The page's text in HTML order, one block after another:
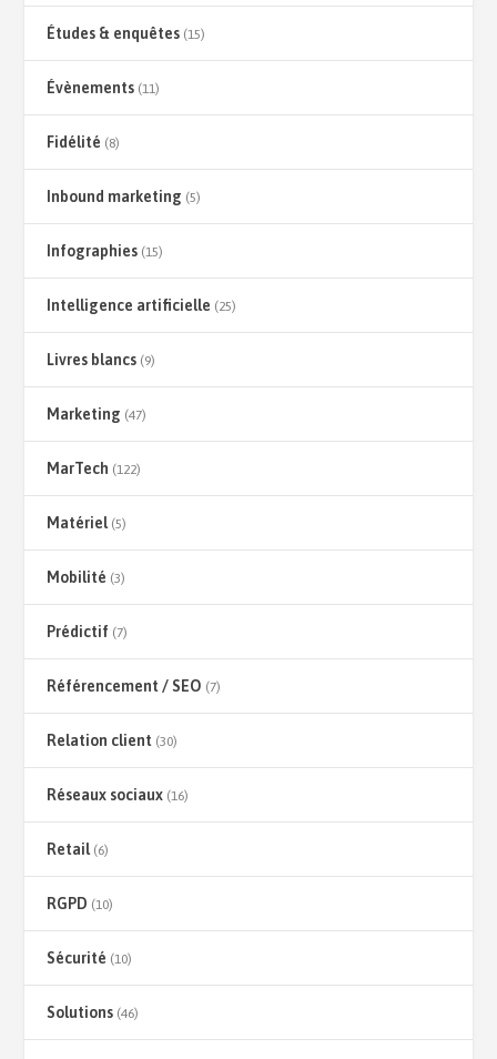
Études & enquêtes (15)
Évènements (11)
Fidélité (8)
Inbound marketing (5)
Infographies (15)
Intelligence artificielle (25)
Livres blancs (9)
Marketing (47)
MarTech (122)
Matériel(5)
Mobilité (3)
Prédictif (7)
Référencement / SEO (7)
Relation client (30)
Réseaux sociaux (16)
Retail(6)
RGPD (10)
Sécurité (10)
Solutions (46)